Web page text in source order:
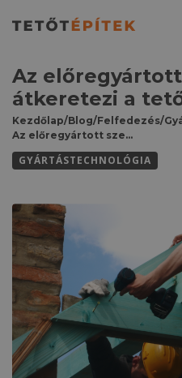
Az
átkeretezi a
Kezdőlap/Blog/Felfedezés/
Az előregyártott szerkezet átkeretezi a tetőépítést
GYÁRTÁSTECHNOLÓGIA